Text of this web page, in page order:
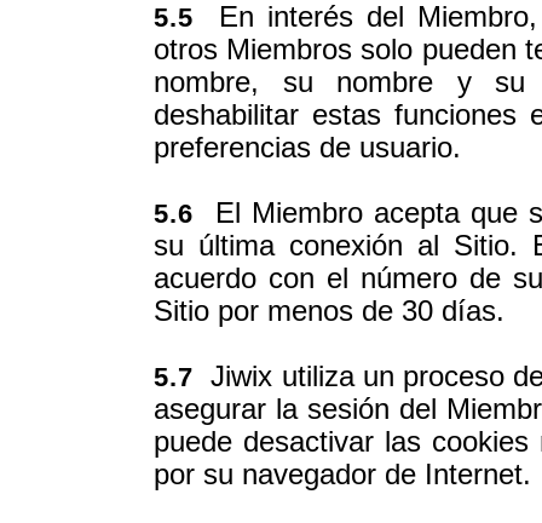
5.5 En interés del
otros Miembros solo pueden
nombre, su nombre y
deshabilitar estas funciones
preferencias de usuario.
5.6 El Miembro acepta que
su última conexión al Sitio.
acuerdo con el número de
Sitio por menos de 30 días.
5.7 Jiwix utiliza un proceso
asegurar la sesión del
puede desactivar las
por su navegador de Internet.